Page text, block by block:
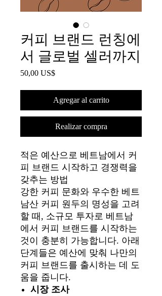
커피 브랜드 런칭에
서 글로벌 셀러까지
50,00 US$Precio
Agregar al carrito
Realizar compra
적은 예산으로 베트남에서 커
피 브랜드 시작하고 경쟁력을
갖추는 방법
강한 커피 문화와 우수한 베트
남산 커피 원두의 명성을 고려
할 때, 소규모 투자로 베트남
에서 커피 브랜드를 시작하는
것이 충분히 가능합니다. 아래
단계들은 예산에 맞춰 나만의
커피 브랜드를 출시하는 데 도
움을 줍니다.
시장 조사